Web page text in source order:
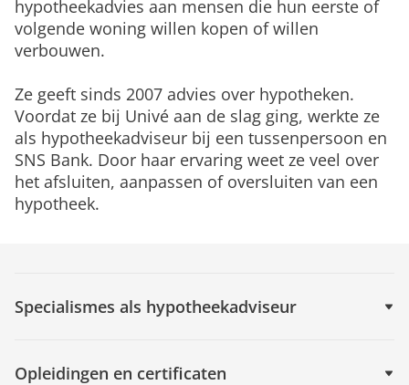
hypotheekadvies aan mensen die hun eerste of
volgende woning willen kopen of willen
verbouwen.
Ze geeft sinds 2007 advies over hypotheken.
Voordat ze bij Univé aan de slag ging, werkte ze
als hypotheekadviseur bij een tussenpersoon en
SNS Bank. Door haar ervaring weet ze veel over
het afsluiten, aanpassen of oversluiten van een
hypotheek.
Specialismes als hypotheekadviseur
Opleidingen en certificaten